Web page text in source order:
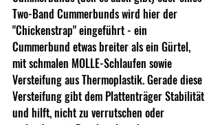
Two-Band Cummerbunds wird hier der
"Chickenstrap" eingeführt - ein
Cummerbund etwas breiter als ein Gürtel,
mit schmalen MOLLE-Schlaufen sowie
Versteifung aus Thermoplastik. Gerade diese
Versteifung gibt dem Plattenträger Stabilität
und hilft, nicht zu verrutschen oder